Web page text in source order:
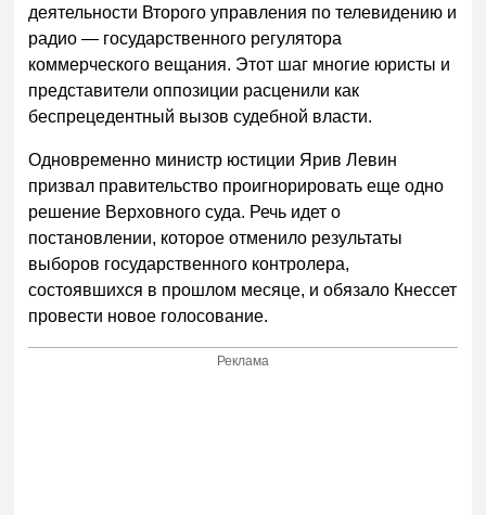
деятельности Второго управления по телевидению и
радио — государственного регулятора
коммерческого вещания. Этот шаг многие юристы и
представители оппозиции расценили как
беспрецедентный вызов судебной власти.
Одновременно министр юстиции Ярив Левин
призвал правительство проигнорировать еще одно
решение Верховного суда. Речь идет о
постановлении, которое отменило результаты
выборов государственного контролера,
состоявшихся в прошлом месяце, и обязало Кнессет
провести новое голосование.
Реклама